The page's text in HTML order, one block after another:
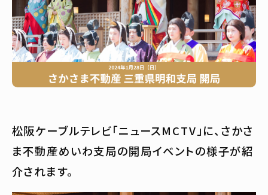
松阪ケーブルテレビ「ニュースMCTV」に、さかさ
ま不動産めいわ支局の開局イベントの様子が紹
介されます。